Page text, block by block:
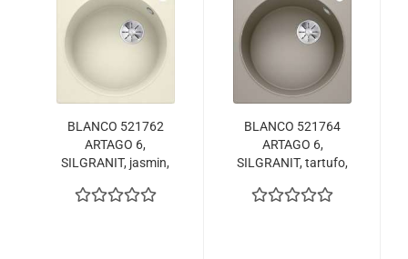
BLANCO 521762
ARTAGO 6,
SILGRANIT, jasmin,
600 mm Untermaß
BLANCO 521764
ARTAGO 6,
SILGRANIT, tartufo,
Ablauffernbedienung,